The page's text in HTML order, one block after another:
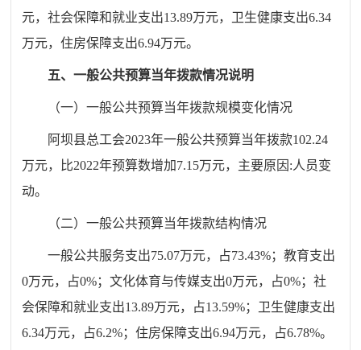
元，社会保障和就业支出13.89万元， 卫生健康支出6.34
万元，住房保障支出6.94万元。
五、一般公共预算当年拨款情况说明
（一）一般公共预算当年拨款规模变化情况
阿坝县总工会2023年一般公共预算当年拨款102.24
万元，比2022年预算数增加7.15万元，主要原因 :人员变
动。
（二）一般公共预算当年拨款结构情况
一般公共服务支出75.07万元，占73.43%；教育支出
0万元，占0%；文化体育与传媒支出0万元，占0%；社
会保障和就业支出13.89万元，占13.59%； 卫生健康支出
6.34万元，占6.2%；住房保障支出6.94万元，占6.78%。